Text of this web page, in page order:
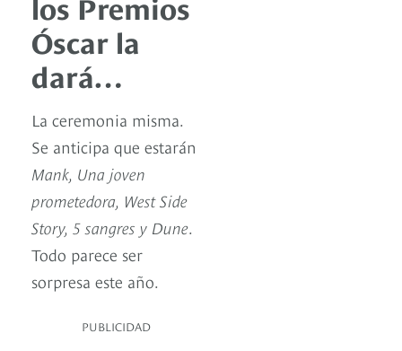
Óscar la
dará…
La ceremonia misma.
Se anticipa que estarán
Mank, Una joven
prometedora, West Side
Story, 5 sangres y Dune.
Todo parece ser
sorpresa este año.
PUBLICIDAD